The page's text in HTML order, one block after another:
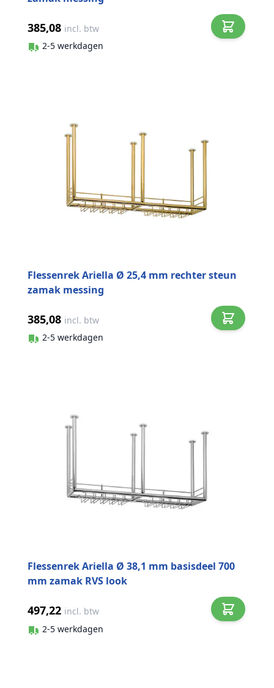
385,08 incl. btw
2-5 werkdagen
Flessenrek Ariella Ø 25,4 mm rechter steun
zamak messing
385,08 incl. btw
2-5 werkdagen
Flessenrek Ariella Ø 38,1 mm basisdeel 700
mm zamak RVS look
497,22 incl. btw
2-5 werkdagen